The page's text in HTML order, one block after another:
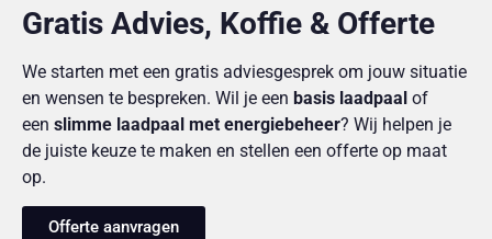
Gratis Advies, Koffie & Offerte
We starten met een gratis adviesgesprek om jouw situatie
en wensen te bespreken. Wil je een basis laadpaal of
een slimme laadpaal met energiebeheer? Wij helpen je
de juiste keuze te maken en stellen een offerte op maat
op.
Offerte aanvragen